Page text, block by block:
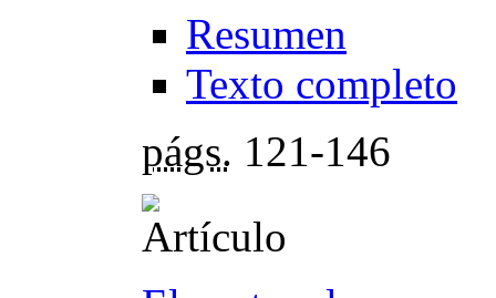
Resumen
Texto completo
págs. 121-146